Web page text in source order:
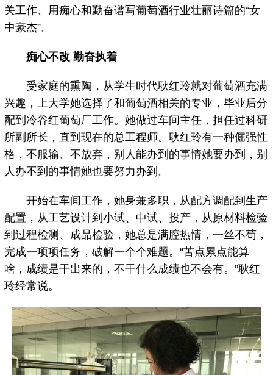
关工作、用痴心和勤奋谱写葡萄酒行业壮丽诗篇的“女
中豪杰”。
痴心不改 勤奋执着
受家庭的熏陶，从学生时代耿红玲就对葡萄酒充满
兴趣，上大学她选择了和葡萄酒相关的专业，毕业后分
配到冷谷红葡萄厂工作。她做过车间主任，担任过科研
所副所长，直到现在的总工程师。耿红玲有一种倔强性
格，不服输、不放弃，别人能办到的事情她要办到，别
人办不到的事情她也要努力办到。
开始在车间工作，她身兼多职，从配方调配到生产
配置，从工艺设计到小试、中试、投产，从原材料检验
到过程检测、成品检验，她总是满腔热情，一丝不苟，
完成一项项任务，破解一个个难题。“苦点累点能算
啥，成绩是干出来的，不干什么成绩也不会有。”耿红
玲经常说。